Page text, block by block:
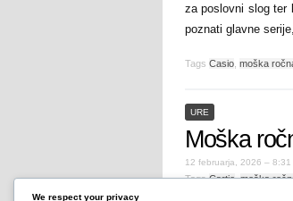
za poslovni slog ter
poznati glavne
Tags Casio moška
URE
Moška
12 februarja, 2026 – 8:31
TagsCartie,moška
We respect your privacy